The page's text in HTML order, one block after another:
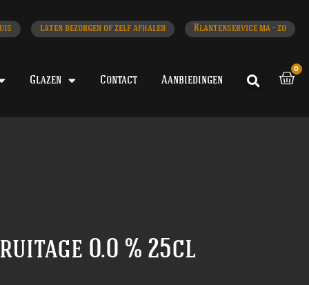
laten bezorgen of zelf afhalen Klantenservice ma - zo
Glazen Contact Aanbiedingen
0
0.0 % 25cl